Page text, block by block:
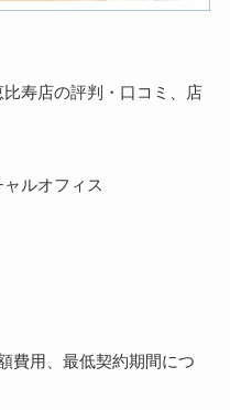
寿店の評判・口コミ、店
ルオフィス
費用、最低契約期間につ